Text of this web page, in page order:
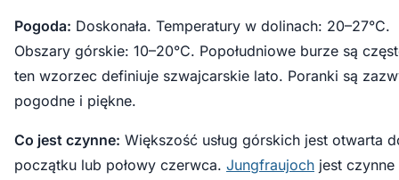
Pogoda: Doskonała. Temperatury w dolinach: 20–27°C.
Obszary górskie: 10–20°C. Popołudniowe burze są
ten wzorzec definiuje szwajcarskie lato. Poranki są
pogodne i piękne.
Co jest czynne: Większość usług górskich jest otwarta
początku lub połowy czerwca. Jungfraujoch jest